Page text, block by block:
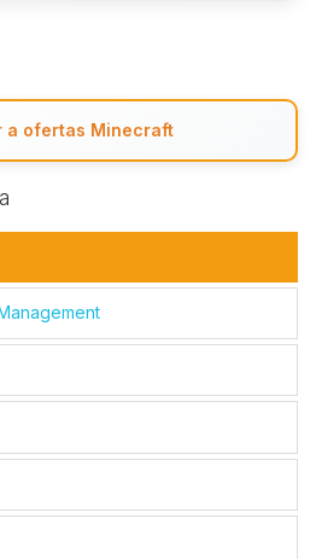
a ofertas Minecraft